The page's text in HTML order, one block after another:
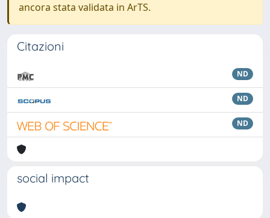
ancora stata validata in ArTS.
Citazioni
ND
ND
ND
social impact